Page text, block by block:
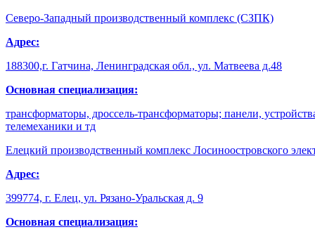
Северо-Западный производ­ственный комплекс (СЗПК)
Адрес:
188300,г. Гатчина, Ленинградская обл., ул. Матвеева д.48
Основная специализация:
трансформаторы, дроссель-трансформаторы; панели,
телемеханики и тд
Елецкий производственный комплекс Лосиноостровского
Адрес:
399774, г. Елец, ул. Рязано-Уральская д. 9
Основная специализация: